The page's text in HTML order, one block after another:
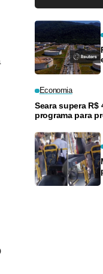
Economia
Seara supera
programa para